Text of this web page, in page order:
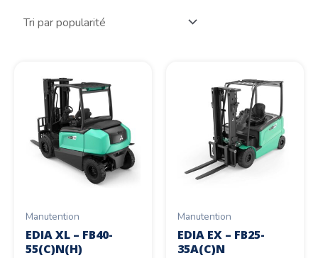
Manutention
EDIA XL – FB40-
55(C)N(H)
Manutention
EDIA EX – FB25-
35A(C)N